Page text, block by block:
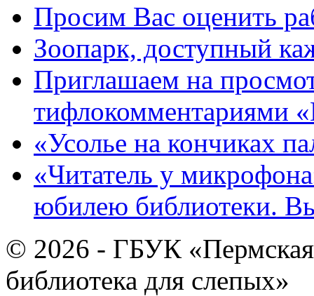
Просим Вас оценить
Зоопарк, доступный
Приглашаем на
тифлокомментариями
«Усолье на кончиках
«Читатель у
юбилею библиотеки.
© 2026 - ГБУК «Пермская
библиотека для слепых»